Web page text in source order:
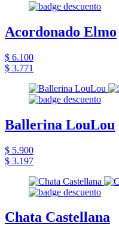
Acordonado Elmo
$ 6.100
$ 3.771
Ballerina LouLou
$ 5.900
$ 3.197
Chata Castellana